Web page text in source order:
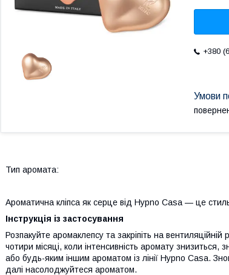
+380
Тип аромата:
Ароматична кліпса як серце від Hypno Casa — це
Інструкція із застосування
Розпакуйте аромаклепсу та закріпіть на
чотири місяці, коли інтенсивність аромату знизиться,
або будь-яким іншим ароматом із лінії Hypno Casa.
далі насолоджуйтеся ароматом.